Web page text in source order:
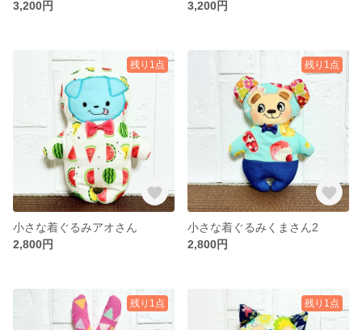
3,200円
3,200円
残り1点
小さな着ぐるみアオさん
2,800円
残り1点
小さな着ぐるみくまさん2
2,800円
残り1点 残り1点